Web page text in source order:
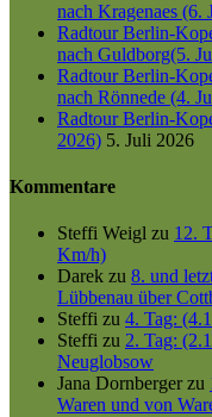
nach Kragenaes (6.
Radtour Berlin-
nach Guldborg(5.
Radtour Berlin-
nach Rönnede (4.
Radtour Berlin-
2026) 5. Juli 2026
Kommentare
Steffi Weigl zu 12.
Km/h)
Darek zu 8. und
Lübbenau über
Steffi zu 4. Tag:
Steffi zu 2. Tag:
Neuglobsow
Jana Dornbergerzu
Waren und von